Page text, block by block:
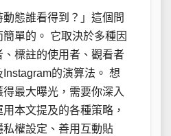
態誰看得到？」這個問
單的。 它取決於多種因
標註的使用者、觀看者
的演算法。 想
最大曝光，需要你深入
本文提及的各種策略，
權設定、善用互動貼